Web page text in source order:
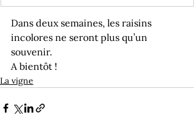
Dans deux semaines, les raisins
incolores ne seront plus qu’un
souvenir.
A bientôt !
La vigne